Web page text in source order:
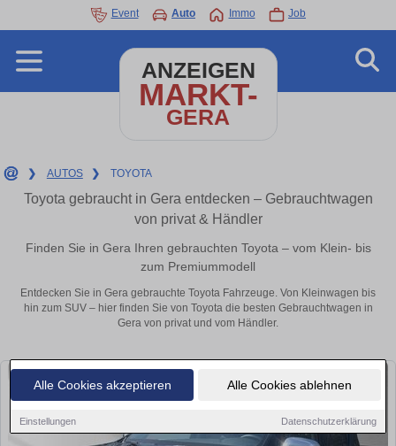
Alle Cookies akzeptieren Alle Cookies ablehnen
Einstellungen Datenschutzerklärung
Event Auto Immo Job
ANZEIGEN
MARKT-
GERA
❯ AUTOS ❯ TOYOTA
Toyota gebraucht in Gera entdecken – Gebrauchtwagen
von privat & Händler
Finden Sie in Gera Ihren gebrauchten Toyota – vom Klein- bis
zum Premiummodell
Entdecken Sie in Gera gebrauchte Toyota Fahrzeuge. Von Kleinwagen bis
hin zum SUV – hier finden Sie von Toyota die besten Gebrauchtwagen in
Gera von privat und vom Händler.